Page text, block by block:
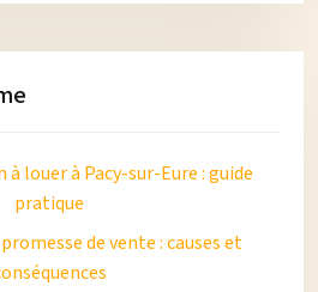
louer à Pacy-sur-Eure : guide
pratique
de vente : causes et